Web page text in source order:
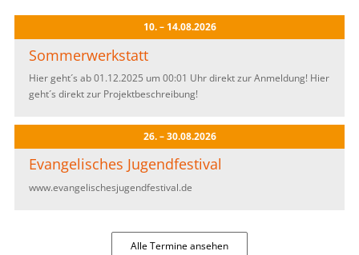
10. – 14.08.2026
Sommerwerkstatt
Hier geht´s ab 01.12.2025 um 00:01 Uhr direkt zur Anmeldung! Hier
geht´s direkt zur Projektbeschreibung!
26. – 30.08.2026
Evangelisches Jugendfestival
www.evangelischesjugendfestival.de
Alle Termine ansehen